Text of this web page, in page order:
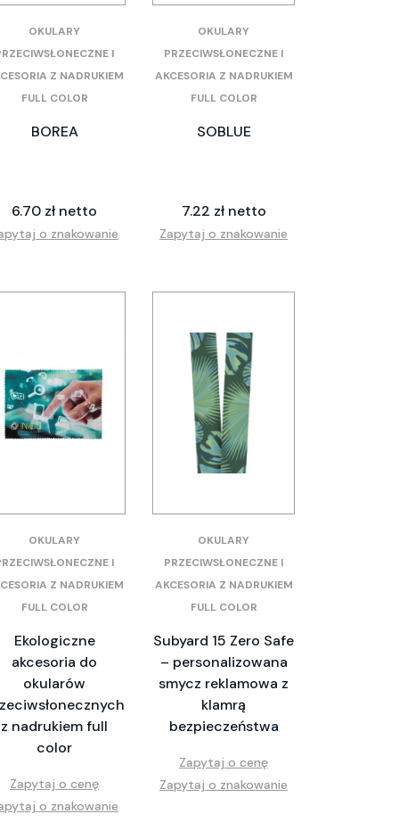
OKULARY
I
Z NADRUKIEM
FULL COLOR
BOREA
6.70 zł netto
o znakowanie
OKULARY
PRZECIWSŁONECZNE I
AKCESORIA Z NADRUKIEM
FULL COLOR
SOBLUE
7.22 zł netto
Zapytaj o znakowanie
OKULARY
I
Z NADRUKIEM
FULL COLOR
Ekologiczne
akcesoria do
okularów
z nadrukiem full
color
Zapytaj o cenę
o znakowanie
OKULARY
PRZECIWSŁONECZNE I
AKCESORIA Z NADRUKIEM
FULL COLOR
Subyard 15 Zero Safe
– personalizowana
smycz reklamowa z
klamrą
bezpieczeństwa
Zapytaj o cenę
Zapytaj o znakowanie